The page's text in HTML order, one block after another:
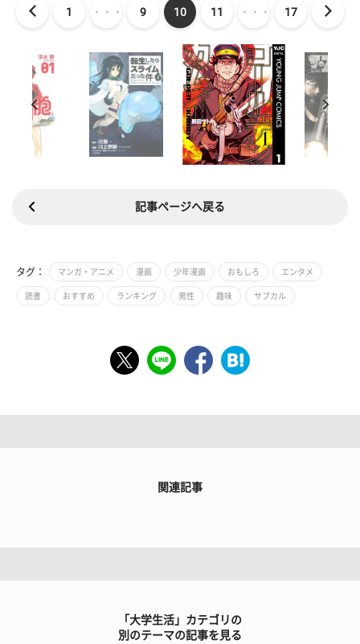
1 ・・・ 9 10 11 ・・・ 17
記事ページへ戻る
タグ： マンガ・アニメ 漫画 少年漫画 おもしろ エンタメ
読書 おすすめ ランキング 男性 趣味 サブカル
関連記事
「大学生活」カテゴリの
別のテーマの記事を見る